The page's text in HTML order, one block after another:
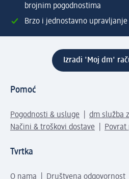
brojnim pogodnostima
Brzo i jednostavno
Izradi 'Moj dm'
Pomoć
Pogodnosti & usluge
dm služba
Načini & troškovi dostave
Povrat
Tvrtka
O nama Društvena odgovornost